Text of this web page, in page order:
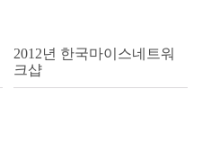
2012년 한국마이스네트워
크샵